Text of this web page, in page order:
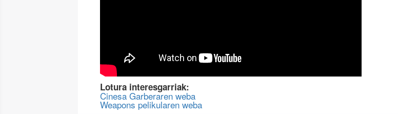
Lotura interesgarriak:
Cinesa Garberaren weba
Weapons pelikularen weba